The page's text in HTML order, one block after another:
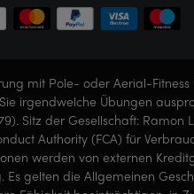
mit Pole- oder Aerial-
irgendwelche Übungen
Sitz der Gesellschaft: Ramon
Authority (FCA) für
werden von externen
gelten die Allgemeinen